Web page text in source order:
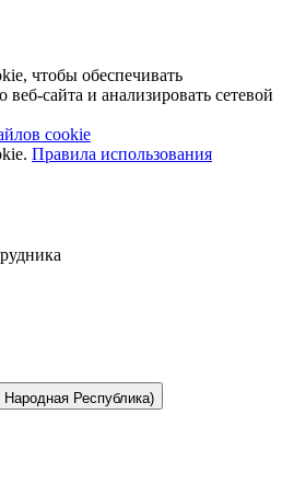
чтобы обеспечивать
сайта и анализировать сетевой
cookie
Правила использования
Республика)